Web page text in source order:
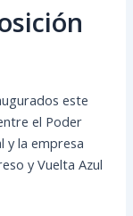
este
el Poder
y la empresa
y Vuelta Azul